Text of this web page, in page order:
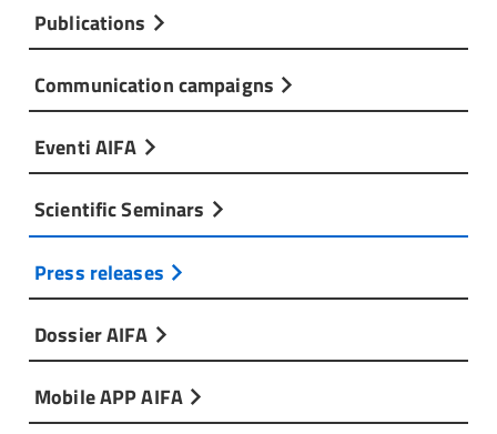
Publications
Communication campaigns
Eventi AIFA
Scientific Seminars
Press releases
Dossier AIFA
Mobile APP AIFA